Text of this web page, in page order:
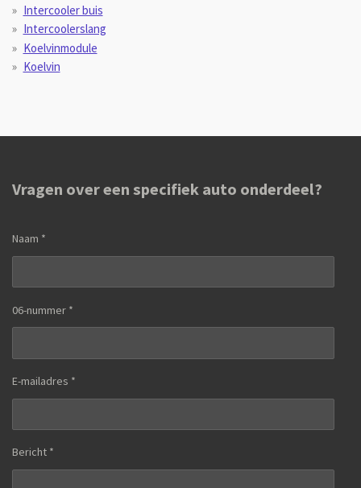
Intercooler buis
Intercoolerslang
Koelvinmodule
Koelvin
Vragen over een specifiek auto onderdeel?
Naam *
06-nummer *
E-mailadres *
Bericht *